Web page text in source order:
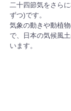
二十四節気をさら
ずつ)です。
気象の動きや動植
で、日本の気候風
います。